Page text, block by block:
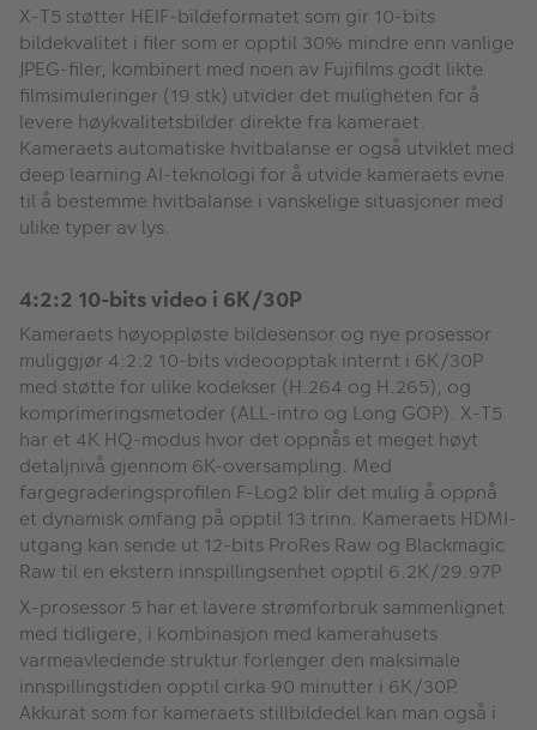
X-T5 støtter HEIF-bildeformatet som gir 10-bits
bildekvalitet i filer som er opptil 30% mindre enn vanlige
JPEG-filer, kombinert med noen av Fujifilms godt likte
filmsimuleringer (19 stk) utvider det muligheten for å
levere høykvalitetsbilder direkte fra kameraet.
Kameraets automatiske hvitbalanse er også utviklet med
deep learning AI-teknologi for å utvide kameraets evne
til å bestemme hvitbalanse i vanskelige situasjoner med
ulike typer av lys.
4:2:2 10-bits video i 6K/30P
Kameraets høyoppløste bildesensor og nye prosessor
muliggjør 4:2:2 10-bits videoopptak internt i 6K/30P
med støtte for ulike kodekser (H.264 og H.265), og
komprimeringsmetoder (ALL-intro og Long GOP). X-T5
har et 4K HQ-modus hvor det oppnås et meget høyt
detaljnivå gjennom 6K-oversampling. Med
fargegraderingsprofilen F-Log2 blir det mulig å oppnå
et dynamisk omfang på opptil 13 trinn. Kameraets HDMI-
utgang kan sende ut 12-bits ProRes Raw og Blackmagic
Raw til en ekstern innspillingsenhet opptil 6.2K/29.97P
X-prosessor 5 har et lavere strømforbruk sammenlignet
med tidligere, i kombinasjon med kamerahusets
varmeavledende struktur forlenger den maksimale
innspillingstiden opptil cirka 90 minutter i 6K/30P.
Akkurat som for kameraets stillbildedel kan man også i